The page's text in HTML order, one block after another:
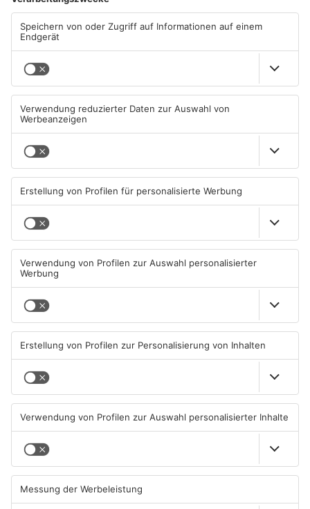
ANZEIGE
Mehr aus
Primaveraland
Diese Maislabyrinthe im
Primaveraland haben schon
geöffnet
08.08.2026, 09:45 UHR IN
PRIMAVERALAND
TOPNEWS
Primaveraland
08.08.2026, 09:39 UHR IN
PRIMAVERALAND